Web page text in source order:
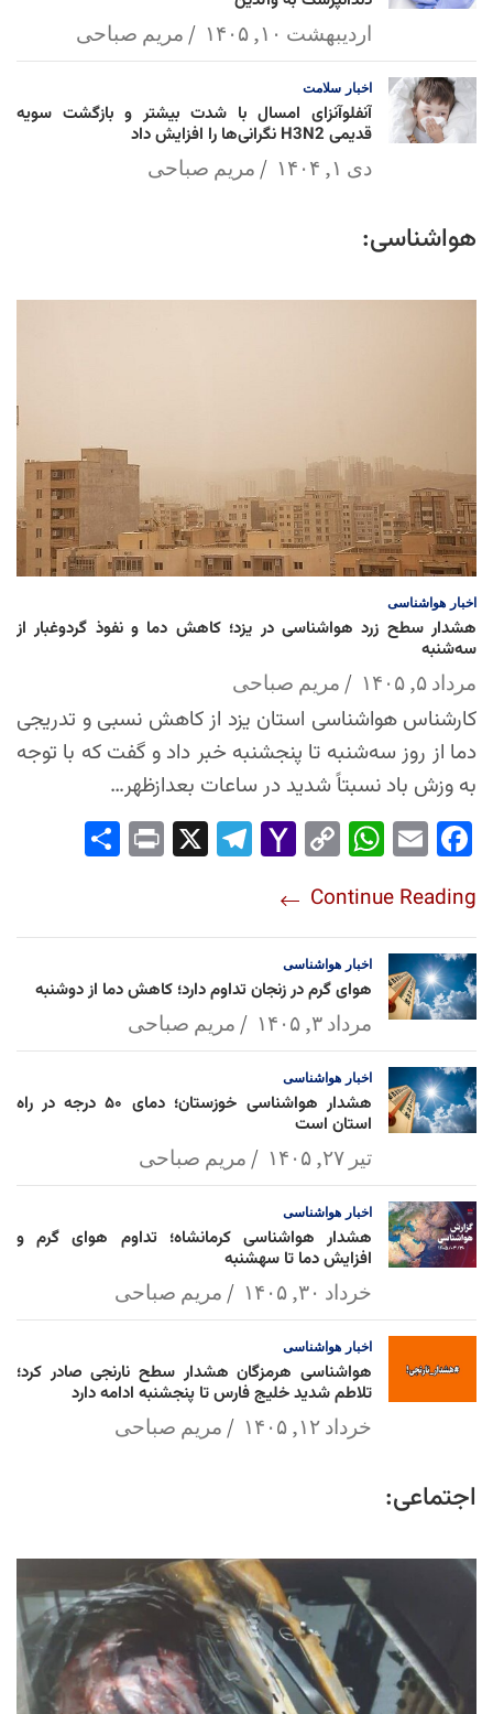
اردیبهشت ۱۰, ۱۴۰۵ مریم صباحی
اخبار سلامت
آنفلوآنزای امسال با شدت بیشتر و بازگشت سویه
قدیمی H3N2 نگرانی‌ها را افزایش داد
دی ۱, ۱۴۰۴ مریم صباحی
هواشناسی:
اخبار هواشناسی
هشدار سطح زرد هواشناسی در یزد؛ کاهش دما و نفوذ گردوغبار از
سه‌شنبه
مرداد ۵, ۱۴۰۵ مریم صباحی
کارشناس هواشناسی استان یزد از کاهش نسبی و تدریجی
دما از روز سه‌شنبه تا پنجشنبه خبر داد و گفت که با توجه
به وزش باد نسبتاً شدید در ساعات بعدازظهر…
Fac
ok
Em
Wh
Ap
p
Co
Lin
k
Yah
l
Tel
Pri
Continue Reading
اخبار هواشناسی
هوای گرم در زنجان تداوم دارد؛ کاهش دما از دوشنبه
مرداد ۳, ۱۴۰۵ مریم صباحی
اخبار هواشناسی
هشدار هواشناسی خوزستان؛ دمای ۵۰ درجه در راه
استان است
تیر ۲۷, ۱۴۰۵ مریم صباحی
اخبار هواشناسی
هشدار هواشناسی کرمانشاه؛ تداوم هوای گرم و
افزایش دما تا سهشنبه
خرداد ۳۰, ۱۴۰۵ مریم صباحی
اخبار هواشناسی
هواشناسی هرمزگان هشدار سطح نارنجی صادر کرد؛
تلاطم شدید خلیج فارس تا پنجشنبه ادامه دارد
خرداد ۱۲, ۱۴۰۵ مریم صباحی
اجتماعی: